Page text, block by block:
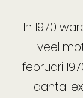
In 1970
veel
februari
aantal